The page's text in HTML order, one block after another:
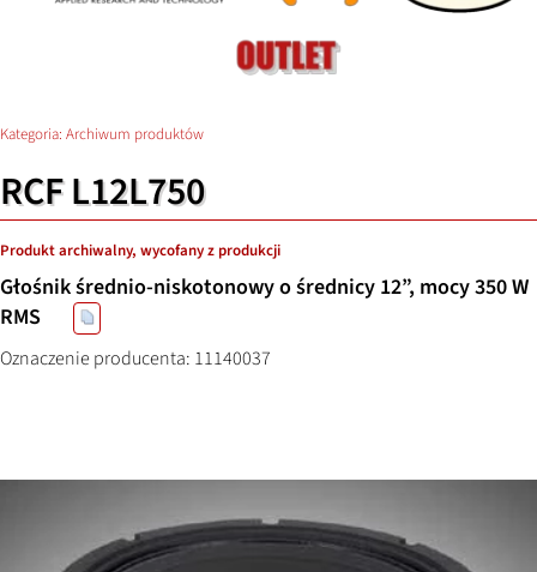
Kategoria: Archiwum produktów
RCF L12L750
Produkt archiwalny, wycofany z produkcji
Głośnik średnio-niskotonowy o średnicy 12”, mocy 350 W
RMS
Oznaczenie producenta: 11140037